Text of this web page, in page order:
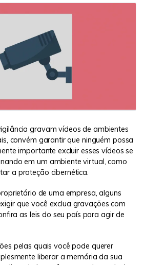
gravam vídeos de ambientes
convém garantir que ninguém possa
importante excluir esses vídeos se
em um ambiente virtual, como
a proteção cibernética.
de uma empresa, alguns
que você exclua gravações com
as leis do seu país para agir de
pelas quais você pode querer
liberar a memória da sua